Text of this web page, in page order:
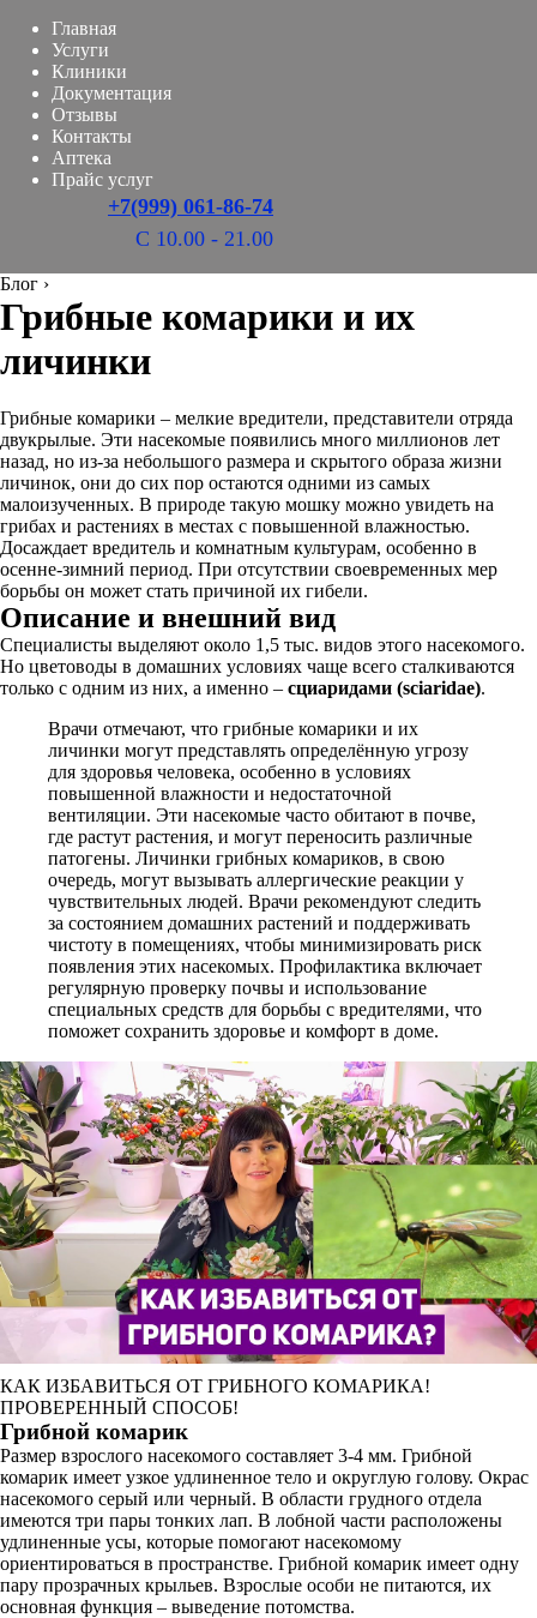
Главная
Услуги
Клиники
Документация
Отзывы
Контакты
Аптека
Прайс услуг
+7(999) 061-86-74
С 10.00 - 21.00
Блог ›
Грибные комарики и их
личинки
Грибные комарики – мелкие вредители, представители отряда
двукрылые. Эти насекомые появились много миллионов лет
назад, но из-за небольшого размера и скрытого образа жизни
личинок, они до сих пор остаются одними из самых
малоизученных. В природе такую мошку можно увидеть на
грибах и растениях в местах с повышенной влажностью.
Досаждает вредитель и комнатным культурам, особенно в
осенне-зимний период. При отсутствии своевременных мер
борьбы он может стать причиной их гибели.
Описание и внешний вид
Специалисты выделяют около 1,5 тыс. видов этого насекомого.
Но цветоводы в домашних условиях чаще всего сталкиваются
только с одним из них, а именно – сциаридами (sciaridae).
Врачи отмечают, что грибные комарики и их
личинки могут представлять определённую угрозу
для здоровья человека, особенно в условиях
повышенной влажности и недостаточной
вентиляции. Эти насекомые часто обитают в почве,
где растут растения, и могут переносить различные
патогены. Личинки грибных комариков, в свою
очередь, могут вызывать аллергические реакции у
чувствительных людей. Врачи рекомендуют следить
за состоянием домашних растений и поддерживать
чистоту в помещениях, чтобы минимизировать риск
появления этих насекомых. Профилактика включает
регулярную проверку почвы и использование
специальных средств для борьбы с вредителями, что
поможет сохранить здоровье и комфорт в доме.
КАК ИЗБАВИТЬСЯ ОТ ГРИБНОГО КОМАРИКА!
ПРОВЕРЕННЫЙ СПОСОБ!
Грибной комарик
Размер взрослого насекомого составляет 3-4 мм. Грибной
комарик имеет узкое удлиненное тело и округлую голову. Окрас
насекомого серый или черный. В области грудного отдела
имеются три пары тонких лап. В лобной части расположены
удлиненные усы, которые помогают насекомому
ориентироваться в пространстве. Грибной комарик имеет одну
пару прозрачных крыльев. Взрослые особи не питаются, их
основная функция – выведение потомства.